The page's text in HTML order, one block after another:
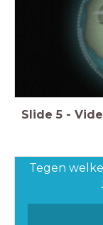
Slide 5 -
Tegen